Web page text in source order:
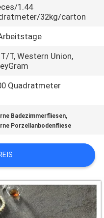
1.44
32kg/carton
T, Western Union,
Quadratmeter
Badezimmerfliesen,
Porzellanbodenfliese